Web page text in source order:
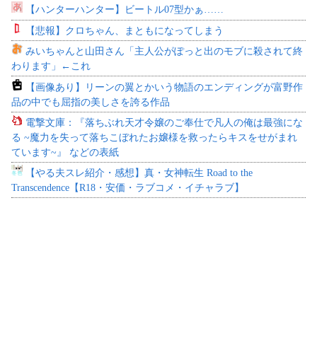
【ハンターハンター】ビートル07型かぁ……
【悲報】クロちゃん、まともになってしまう
みいちゃんと山田さん「主人公がぽっと出のモブに殺されて終
わります」←これ
【画像あり】リーンの翼とかいう物語のエンディングが富野作
品の中でも屈指の美しさを誇る作品
電撃文庫：『落ちぶれ天才令嬢のご奉仕で凡人の俺は最強にな
る ~魔力を失って落ちこぼれたお嬢様を救ったらキスをせがまれ
ています~』 などの表紙
【やる夫スレ紹介・感想】真・女神転生 Road to the
Transcendence【R18・安価・ラブコメ・イチャラブ】